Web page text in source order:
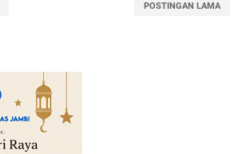
POSTINGAN LAMA